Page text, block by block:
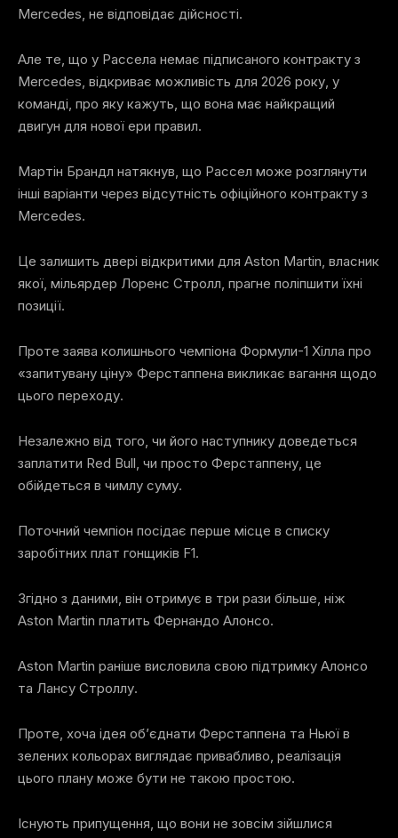
Mercedes, не відповідає дійсності.
Але те, що у Рассела немає підписаного контракту з
Mercedes, відкриває можливість для 2026 року, у
команді, про яку кажуть, що вона має найкращий
двигун для нової ери правил.
Мартін Брандл натякнув, що Рассел може розглянути
інші варіанти через відсутність офіційного контракту з
Mercedes.
Це залишить двері відкритими для Aston Martin, власник
якої, мільярдер Лоренс Стролл, прагне поліпшити їхні
позиції.
Проте заява колишнього чемпіона Формули-1 Хілла про
«запитувану ціну» Ферстаппена викликає вагання щодо
цього переходу.
Незалежно від того, чи його наступнику доведеться
заплатити Red Bull, чи просто Ферстаппену, це
обійдеться в чимлу суму.
Поточний чемпіон посідає перше місце в списку
заробітних плат гонщиків F1.
Згідно з даними, він отримує в три рази більше, ніж
Aston Martin платить Фернандо Алонсо.
Aston Martin раніше висловила свою підтримку Алонсо
та Лансу Строллу.
Проте, хоча ідея об’єднати Ферстаппена та Ньюї в
зелених кольорах виглядає привабливо, реалізація
цього плану може бути не такою простою.
Існують припущення, що вони не зовсім зійшлися